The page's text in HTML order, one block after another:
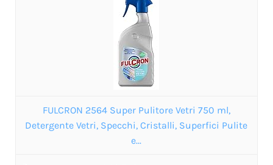
FULCRON 2564 Super Pulitore Vetri 750 ml,
Detergente Vetri, Specchi, Cristalli, Superfici Pulite
e...